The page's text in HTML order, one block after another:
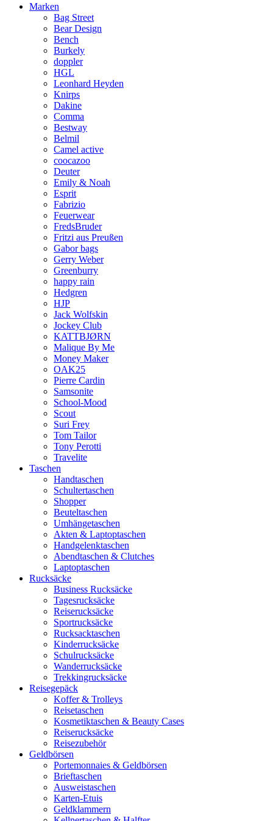
Marken
Bag Street
Bear Design
Bench
Burkely
doppler
HGL
Leonhard Heyden
Knirps
Dakine
Comma
Bestway
Belmil
Camel active
coocazoo
Deuter
Emily & Noah
Esprit
Fabrizio
Feuerwear
FredsBruder
Fritzi aus Preußen
Gabor bags
Gerry Weber
Greenburry
happy rain
Hedgren
HJP
Jack Wolfskin
Jockey Club
KATTBJØRN
Malique By Me
Money Maker
OAK25
Pierre Cardin
Samsonite
School-Mood
Scout
Suri Frey
Tom Tailor
Tony Perotti
Travelite
Taschen
Handtaschen
Schultertaschen
Shopper
Beuteltaschen
Umhängetaschen
Akten & Laptoptaschen
Handgelenktaschen
Abendtaschen & Clutches
Laptoptaschen
Rucksäcke
Business Rucksäcke
Tagesrucksäcke
Reiserucksäcke
Sportrucksäcke
Rucksacktaschen
Kinderrucksäcke
Schulrucksäcke
Wanderrucksäcke
Trekkingrucksäcke
Reisegepäck
Koffer & Trolleys
Reisetaschen
Kosmetiktaschen & Beauty Cases
Reiserucksäcke
Reisezubehör
Geldbörsen
Portemonnaies & Geldbörsen
Brieftaschen
Ausweistaschen
Karten-Etuis
Geldklammern